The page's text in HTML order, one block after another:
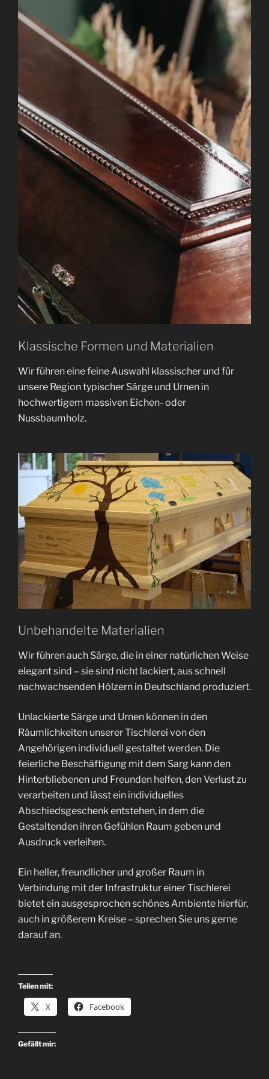
Klassische Formen und Materialien
Wir führen eine feine Auswahl klassischer und für
unsere Region typischer Särge und Urnen in
hochwertigem massiven Eichen- oder
Nussbaumholz.
Unbehandelte Materialien
Wir führen auch Särge, die in einer natürlichen Weise
elegant sind – sie sind nicht lackiert, aus schnell
nachwachsenden Hölzern in Deutschland produziert.
Unlackierte Särge und Urnen können in den
Räumlichkeiten unserer Tischlerei von den
Angehörigen individuell gestaltet werden. Die
feierliche Beschäftigung mit dem Sarg kann den
Hinterbliebenen und Freunden helfen, den Verlust zu
verarbeiten und lässt ein individuelles
Abschiedsgeschenk entstehen, in dem die
Gestaltenden ihren Gefühlen Raum geben und
Ausdruck verleihen.
Ein heller, freundlicher und großer Raum in
Verbindung mit der Infrastruktur einer Tischlerei
bietet ein ausgesprochen schönes Ambiente hierfür,
auch in größerem Kreise – sprechen Sie uns gerne
darauf an.
Teilen mit:
X Facebook
Gefällt mir: